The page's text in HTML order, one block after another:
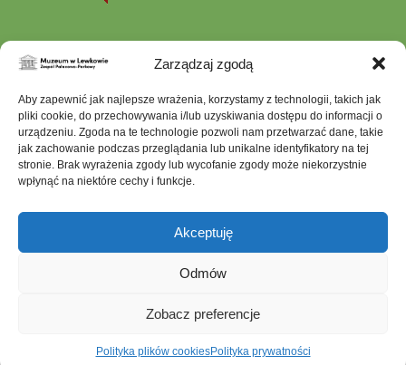
Zarządzaj zgodą
Aby zapewnić jak najlepsze wrażenia, korzystamy z technologii, takich jak
pliki cookie, do przechowywania i/lub uzyskiwania dostępu do informacji o
urządzeniu. Zgoda na te technologie pozwoli nam przetwarzać dane, takie
jak zachowanie podczas przeglądania lub unikalne identyfikatory na tej
stronie. Brak wyrażenia zgody lub wycofanie zgody może niekorzystnie
wpłynąć na niektóre cechy i funkcje.
Akceptuję
Odmów
Zobacz preferencje
Polityka plików cookiesPolityka prywatności
Szukana
fraza
Ochrona Danych Osobowych
Polityka plików cookies (EU)
Realizacja:Grupa WW GovTech otwiera
się